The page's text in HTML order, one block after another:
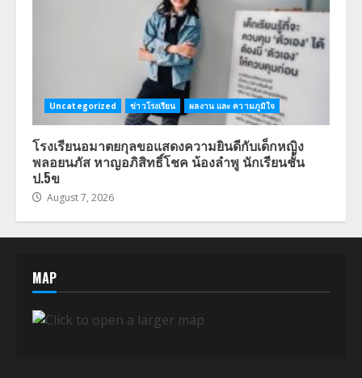
Uncategorized ข่าวโรงเรียน ผลงาน และ ความภูมิใจ
โรงเรียนอมาตยกุลขอแสดงความยินดีกับเด็กหญิง
พลอยนภัส หาญอภิสิทธิ์โชค น้องลำพู นักเรียนชั้น
ป.5ข
August 7, 2026
MAP